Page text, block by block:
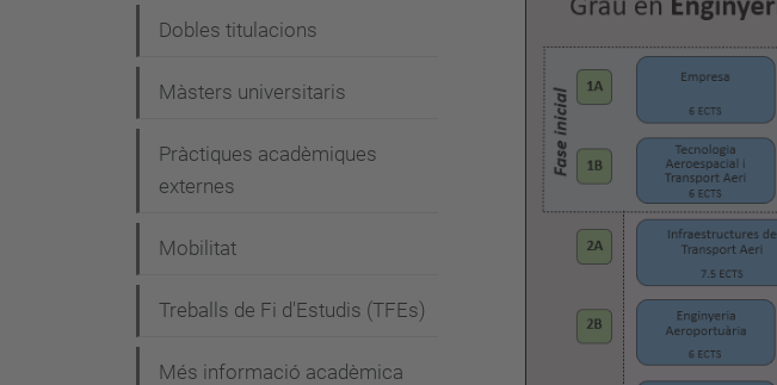
Dobles titulacions
Màsters universitaris
Pràctiques acadèmiques
externes
Mobilitat
Treballs de Fi d'Estudis (TFEs)
Més informació acadèmica